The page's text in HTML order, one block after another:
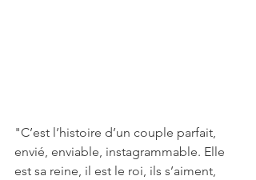
"C’est l’histoire d’un couple parfait,
envié, enviable, instagrammable. Elle
est sa reine, il est le roi, ils s’aiment,